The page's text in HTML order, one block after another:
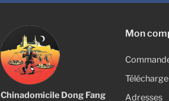
Chinadomicile Dong Fang
Mon
Adresses